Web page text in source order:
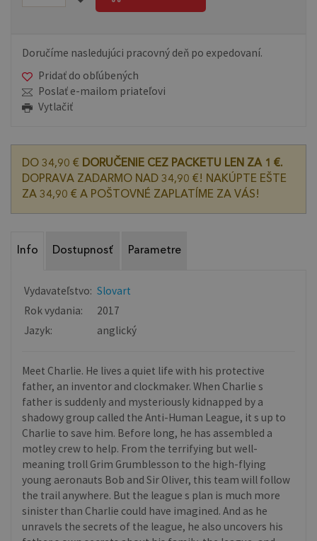
Doručíme nasledujúci pracovný deň po expedovaní.
Pridať do obľúbených
Poslať e-mailom priateľovi
Vytlačiť
DO 34,90 € DORUČENIE CEZ PACKETU LEN ZA 1 €.
DOPRAVA ZADARMO NAD 34,90 €! NAKÚPTE EŠTE
ZA 34,90 € A POŠTOVNÉ ZAPLATÍME ZA VÁS!
Info Dostupnosť Parametre
Vydavateľstvo: Slovart
Rok vydania:
2017
Jazyk:
anglický
Meet Charlie. He lives a quiet life with his protective
father, an inventor and clockmaker. When Charlie s
father is suddenly and mysteriously kidnapped by a
shadowy group called the Anti-Human League, it s up to
Charlie to save him. Before long, he has assembled a
motley crew to help. From the terrifying but well-
meaning troll Grim Grumblesson to the high-flying
young aeronauts Bob and Sir Oliver, this team will follow
the trail anywhere. But the league s plan is much more
sinister than Charlie could have imagined. And as he
unravels the secrets of the league, he also uncovers his